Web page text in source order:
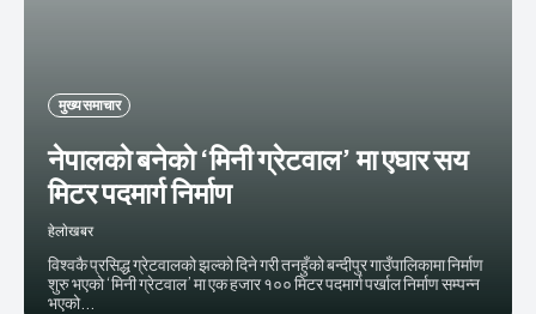
मुख्य समाचार
नेपालकाे बनेकाे ‘मिनी ग्रेटवाल’ मा एघार सय
मिटर पदमार्ग निर्माण
हेलाेखबर
विश्वकै प्रसिद्ध ग्रेटवालको झल्को दिने गरी तनहुँको बन्दीपुर गाउँपालिकामा निर्माण
शुरु भएको ‘मिनी ग्रेटवाल’ मा एक हजार १०० मिटर पदमार्ग पर्खाल निर्माण सम्पन्न
भएको...